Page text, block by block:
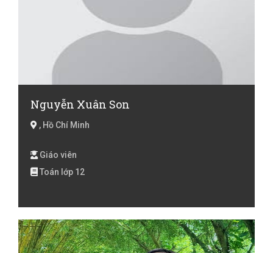
Nguyễn Xuân Son
, Hồ Chí Minh
Giáo viên
Toán lớp 12